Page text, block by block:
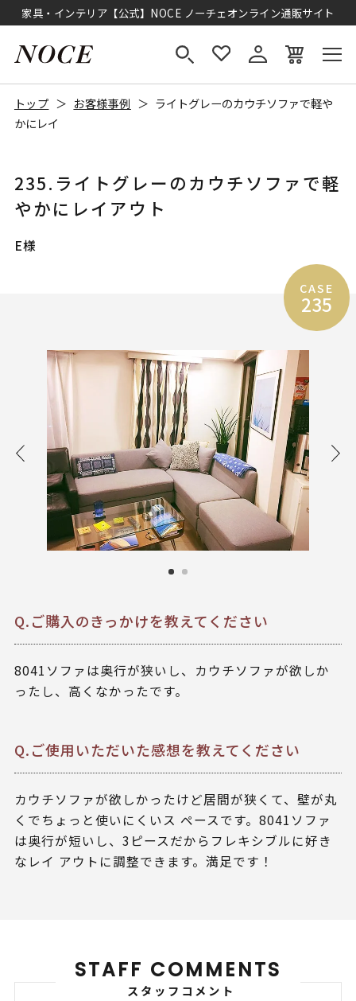
家具・インテリア【公式】NOCE ノーチェオンライン通販サイト
トップ お客様事例
ライトグレーのカウチソファで軽や
かにレイ
235.ライトグレーのカウチソファで軽
やかにレイアウト
E様
CASE
235
Q.ご購入のきっかけを教えてください
8041ソファは奥行が狭いし、カウチソファが欲しか
ったし、高くなかったです。
Q.ご使用いただいた感想を教えてください
カウチソファが欲しかったけど居間が狭くて、壁が丸
くでちょっと使いにくいス ペースです。8041ソファ
は奥行が短いし、3ピースだからフレキシブルに好き
なレイ アウトに調整できます。満足です！
STAFF COMMENTS
スタッフコメント